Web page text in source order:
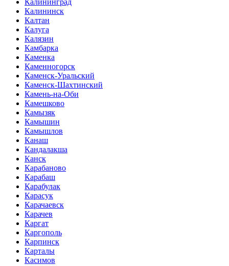
Калининск
Калтан
Калуга
Калязин
Камбарка
Каменка
Каменногорск
Каменск-Уральский
Каменск-Шахтинский
Камень-на-Оби
Камешково
Камызяк
Камышин
Камышлов
Канаш
Кандалакша
Канск
Карабаново
Карабаш
Карабулак
Карасук
Карачаевск
Карачев
Каргат
Каргополь
Карпинск
Карталы
Касимов